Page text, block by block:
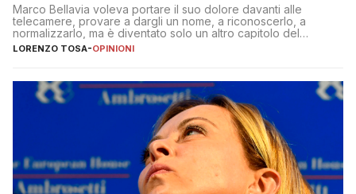
Marco Bellavia voleva portare il suo dolore davanti alle
telecamere, provare a dargli un nome, a riconoscerlo, a
normalizzarlo, ma è diventato solo un altro capitolo del
copione
LORENZO TOSA-OPINIONI